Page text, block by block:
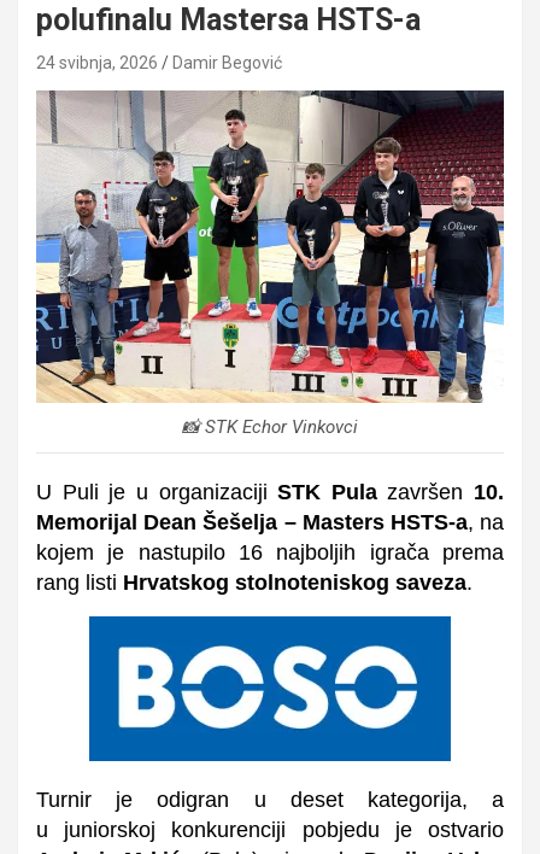
polufinalu Mastersa HSTS-a
24 svibnja, 2026 Damir Begović
📸 STK Echor Vinkovci
U Puli je u organizacijiSTK Pulazavršen 10.
Memorijal Dean Šešelja – Masters HSTS-a, na
kojem je nastupilo 16 najboljih igrača prema
rang listi Hrvatskog stolnoteniskog saveza.
Turnir je odigran u deset kategorija, a
u juniorskoj konkurenciji pobjedu je ostvario